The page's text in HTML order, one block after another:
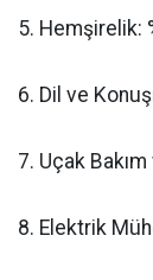
​5. Hemşirelik:
​6. Dil ve
​7. Uçak Bakım
​8. Elektrik